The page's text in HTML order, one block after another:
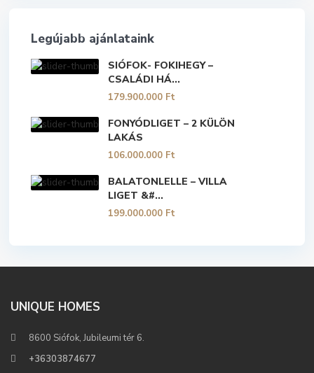
Legújabb ajánlataink
SIÓFOK- FOKIHEGY –
CSALÁDI HÁ...
179.900.000 Ft
FONYÓDLIGET – 2 KÜLÖN
LAKÁS
106.000.000 Ft
BALATONLELLE – VILLA
LIGET &#...
199.000.000 Ft
UNIQUE HOMES
8600 Siófok, Jubileumi tér 6.
+36303874677